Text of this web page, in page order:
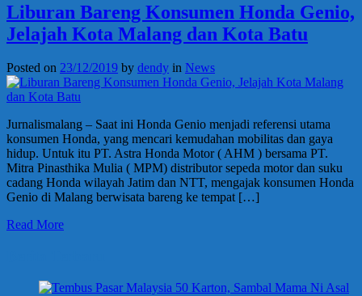
Liburan Bareng Konsumen Honda Genio,
Jelajah Kota Malang dan Kota Batu
Posted on 23/12/2019 by dendy in News
Jurnalismalang – Saat ini Honda Genio menjadi referensi utama
konsumen Honda, yang mencari kemudahan mobilitas dan gaya
hidup. Untuk itu PT. Astra Honda Motor ( AHM ) bersama PT.
Mitra Pinasthika Mulia ( MPM) distributor sepeda motor dan suku
cadang Honda wilayah Jatim dan NTT, mengajak konsumen Honda
Genio di Malang berwisata bareng ke tempat […]
Read More